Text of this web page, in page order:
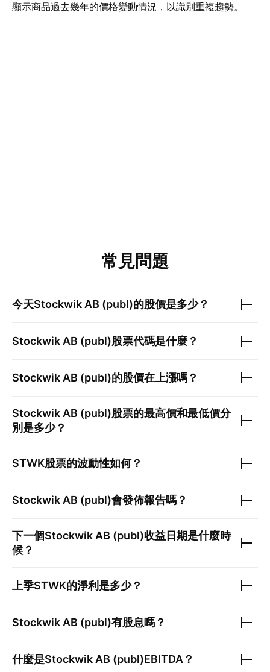
顯示商品過去幾年的價格變動情況，以識別重複趨勢。
常見問題
今天Stockwik AB (publ)的股價是多少？
Stockwik AB (publ)股票代碼是什麼？
Stockwik AB (publ)的股價在上漲嗎？
Stockwik AB (publ)股票的最高價和最低價分
別是多少？
STWK股票的波動性如何？
Stockwik AB (publ)會發佈報告嗎？
下一個Stockwik AB (publ)收益日期是什麼時
候？
上季STWK的淨利是多少？
Stockwik AB (publ)有股息嗎？
什麼是Stockwik AB (publ)EBITDA？